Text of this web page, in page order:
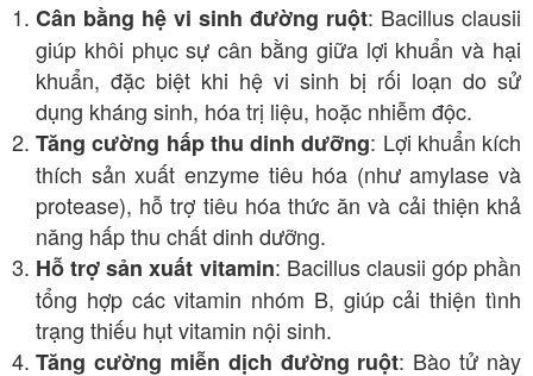
Cân bằng hệ vi sinh đường ruột: Bacillus clausii
giúp khôi phục sự cân bằng giữa lợi khuẩn và hại
khuẩn, đặc biệt khi hệ vi sinh bị rối loạn do sử
dụng kháng sinh, hóa trị liệu, hoặc nhiễm độc.
Tăng cường hấp thu dinh dưỡng: Lợi khuẩn kích
thích sản xuất enzyme tiêu hóa (như amylase và
protease), hỗ trợ tiêu hóa thức ăn và cải thiện khả
năng hấp thu chất dinh dưỡng.
Hỗ trợ sản xuất vitamin: Bacillus clausii góp phần
tổng hợp các vitamin nhóm B, giúp cải thiện tình
trạng thiếu hụt vitamin nội sinh.
Tăng cường miễn dịch đường ruột: Bào tử này